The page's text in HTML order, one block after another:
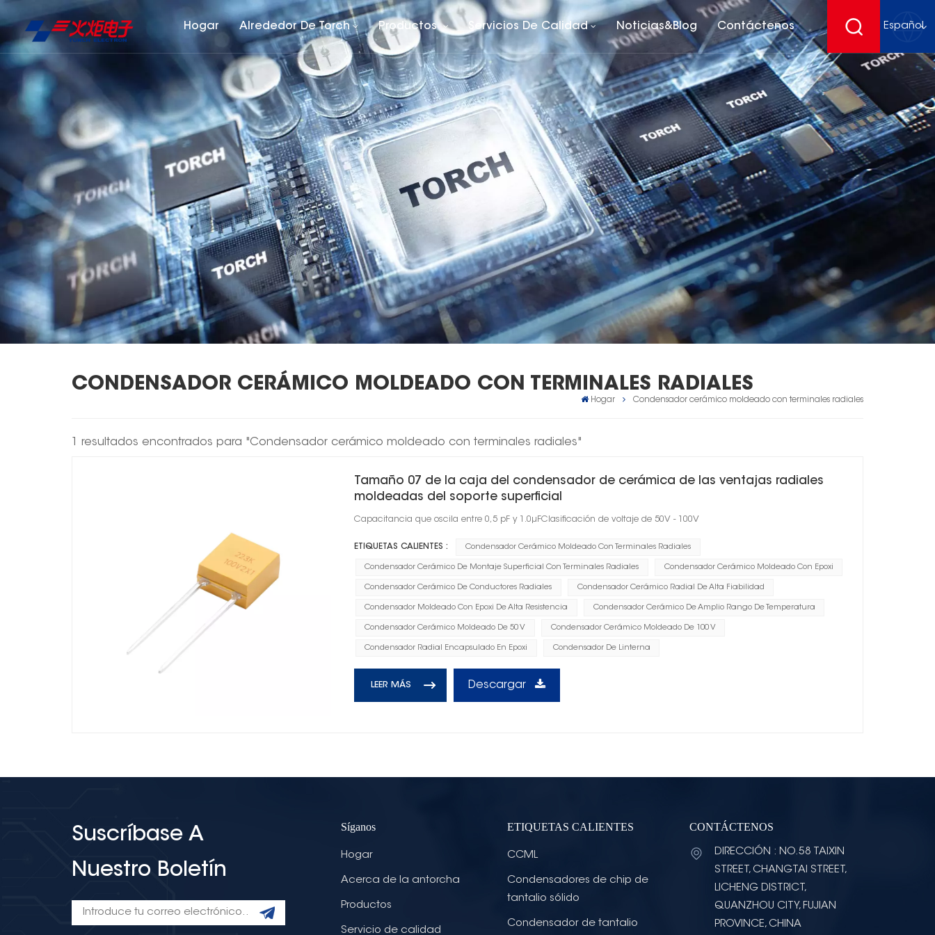
Hogar Alrededor De Torch Productos Servicios De Calidad Noticias&Blog Contáctenos Español
English
français
Deutsch
español
CONDENSADOR CERÁMICO MOLDEADO CON TERMINALES RADIALES
Hogar Condensador cerámico moldeado con terminales radiales
1 resultados encontrados para "Condensador cerámico moldeado con terminales radiales"
Tamaño 07 de la caja del condensador de cerámica de las ventajas radiales
moldeadas del soporte superficial
Capacitancia que oscila entre 0,5 pF y 1.0μFClasificación de voltaje de 50V - 100V
ETIQUETAS CALIENTES : Condensador Cerámico Moldeado Con Terminales Radiales
Condensador Cerámico De Montaje Superficial Con Terminales Radiales Condensador Cerámico Moldeado Con Epoxi
Condensador Cerámico De Conductores Radiales Condensador Cerámico Radial De Alta Fiabilidad
Condensador Moldeado Con Epoxi De Alta Resistencia Condensador Cerámico De Amplio Rango De Temperatura
Condensador Cerámico Moldeado De 50 V Condensador Cerámico Moldeado De 100 V
Condensador Radial Encapsulado En Epoxi Condensador De Linterna
LEER MÁS Descargar
Suscríbase A
Nuestro Boletín
Síganos
Hogar
Acerca de la antorcha
Productos
Servicio de calidad
ETIQUETAS CALIENTES
CCML
Condensadores de chip de
tantalio sólido
Condensador de tantalio
CONTÁCTENOS
DIRECCIÓN : NO.58 TAIXIN
STREET, CHANGTAI STREET,
LICHENG DISTRICT,
QUANZHOU CITY, FUJIAN
PROVINCE, CHINA